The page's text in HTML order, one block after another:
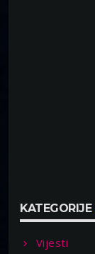
KATEGORIJE
Vijesti